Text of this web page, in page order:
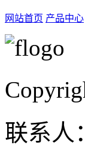
网站首页 产品中心
联系人